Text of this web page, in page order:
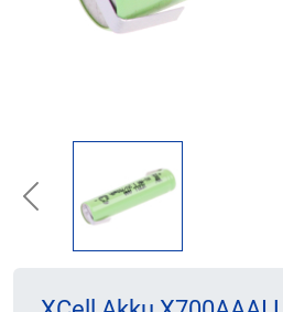
Previous